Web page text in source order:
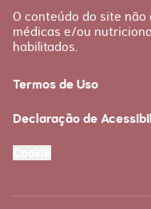
O conteúdo do site
médicas e/ou
habilitados.
Termos de Uso
Declaração de
Cookie